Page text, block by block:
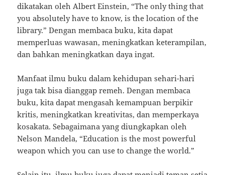
dikatakan oleh Albert Einstein, “The only thing that
you absolutely have to know, is the location of the
library.” Dengan membaca buku, kita dapat
memperluas wawasan, meningkatkan keterampilan,
dan bahkan meningkatkan daya ingat.
Manfaat ilmu buku dalam kehidupan sehari-hari
juga tak bisa dianggap remeh. Dengan membaca
buku, kita dapat mengasah kemampuan berpikir
kritis, meningkatkan kreativitas, dan memperkaya
kosakata. Sebagaimana yang diungkapkan oleh
Nelson Mandela, “Education is the most powerful
weapon which you can use to change the world.”